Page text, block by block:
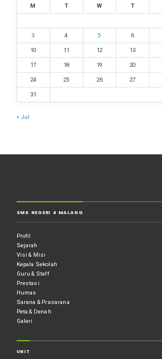
M T W T
3 4 5 6
10 11 12 13
17 18 19 20
24 25 26 27
31
« Jul
SMK NEGERI 4 MALANG
Profil
Sejarah
Visi & Misi
Kepala Sekolah
Guru & Staff
Prestasi
Humas
Sarana & Prasarana
Peta & Denah
Galeri
UNIT